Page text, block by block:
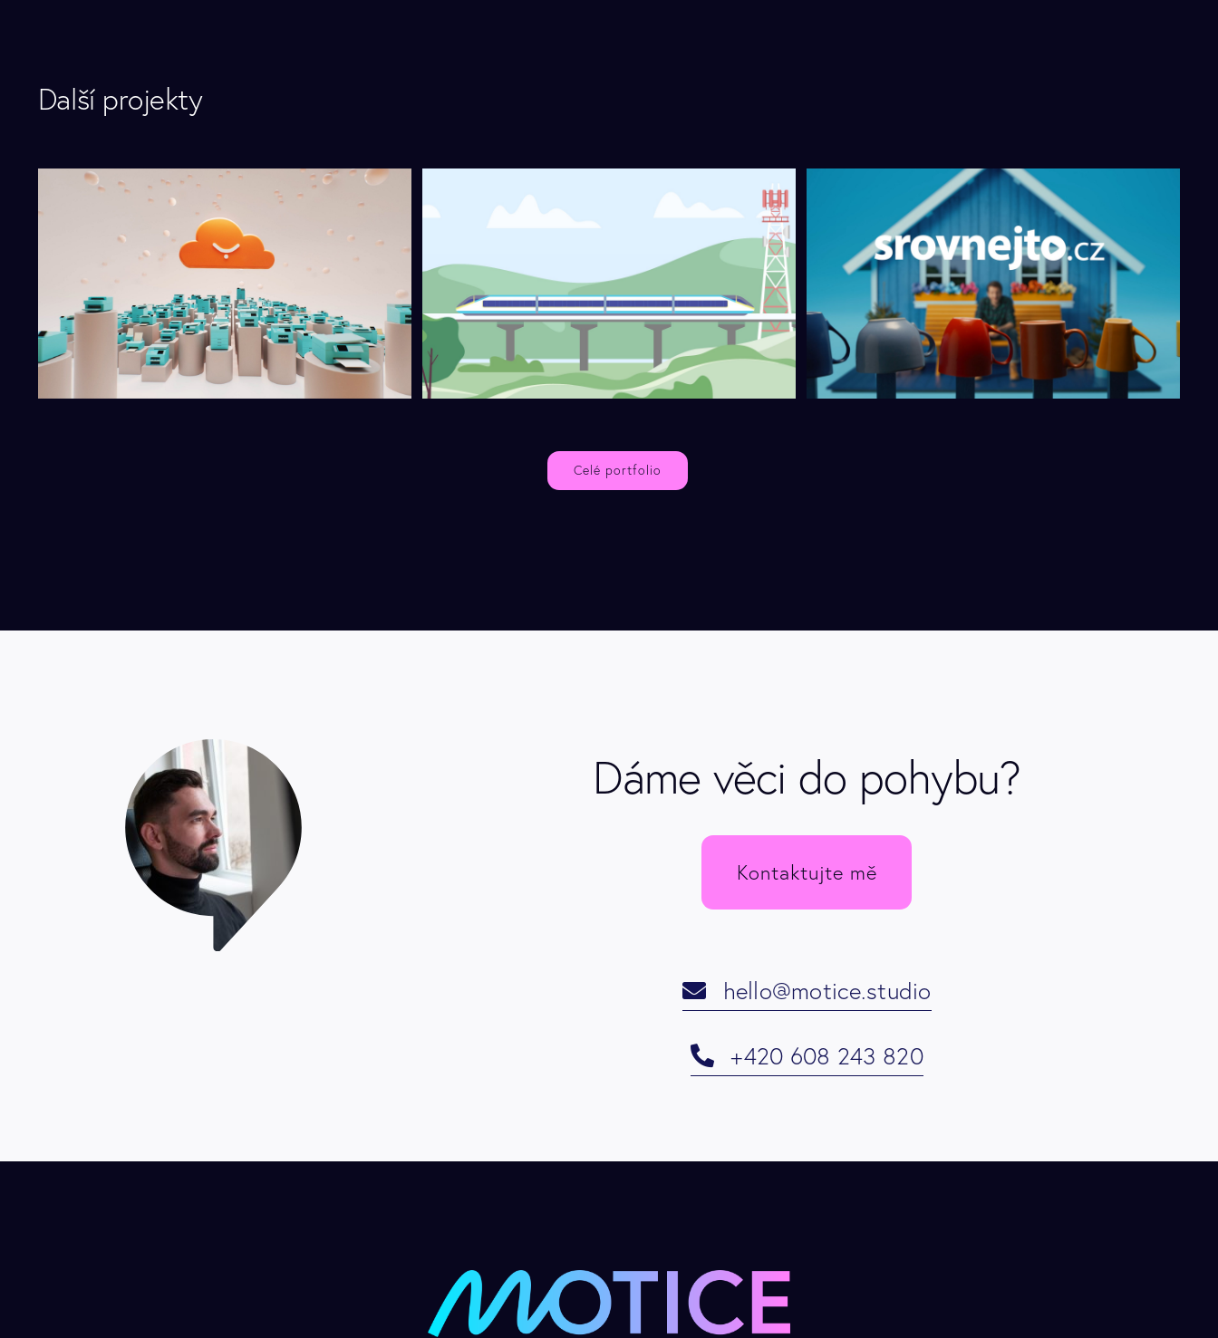
Další projekty
ANIMOVANÉ VIDEO
Y SOFT
SAFEQ Cloud – product video
ANIMOVANÉ VIDEO
ASOCIACE PROVOZOVATELŮ MOBILNÍCH SÍTÍ
Jak dostat kvalitní internet dovnitř
soupravy?
PRODUKTOVÁ VIZUALIZACE POSTPRODUKČNÍ SLUŽBY
SROVNEJTO.CZ
Tvorba a nasazení 3D chalupy
Celé portfolio
Dáme věci do pohybu?
Kontaktujte mě
hello@motice.studio
+420 608 243 820